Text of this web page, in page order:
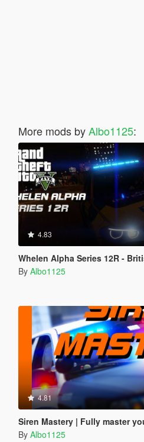
More mods byAlbo1125:
4.83
Whelen Alpha Series 12R - British
By Albo1125
4.81
Siren Mastery | Fully master
By Albo1125